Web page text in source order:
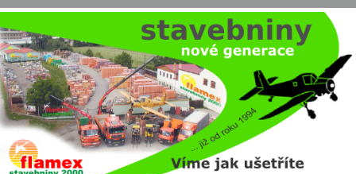
Přejít k hlavnímu obsahu
www.flamex.cz